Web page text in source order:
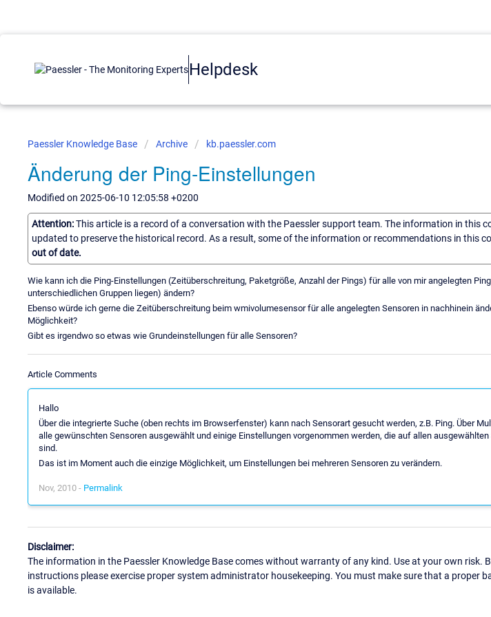
Helpdesk
Paessler Knowledge Base Archive kb.paessler.com
Änderung der Ping-Einstellungen
Modified on 2025-06-10 12:05:58 +0200
Attention:This article is a record of a conversation with the Paessler support team. The information in this
updated to preserve the historical record. As a result, some of the information or recommendations in this
out of date.
Wie kann ich die Ping-Einstellungen (Zeitüberschreitung, Paketgröße, Anzahl der Pings) für alle von mir angelegten
unterschiedlichen Gruppen liegen) ändern?
Ebenso würde ich gerne die Zeitüberschreitung beim wmivolumesensor für alle angelegten Sensoren in nachhinein
Möglichkeit?
Gibt es irgendwo so etwas wie Grundeinstellungen für alle Sensoren?
Article Comments
Hallo
Über die integrierte Suche (oben rechts im Browserfenster) kann nach Sensorart gesucht werden, z.B. Ping. Über
alle gewünschten Sensoren ausgewählt und einige Einstellungen vorgenommen werden, die auf allen
sind.
Das ist im Moment auch die einzige Möglichkeit, um Einstellungen bei mehreren Sensoren zu verändern.
Nov, 2010 - Permalink
Disclaimer:
The information in the Paessler Knowledge Base comes without warranty of any kind. Use at your own risk.
instructions please exercise proper system administrator housekeeping. You must make sure that a proper
is available.